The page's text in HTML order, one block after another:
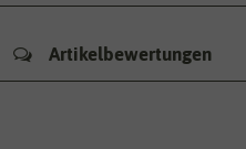
Artikelbewertungen